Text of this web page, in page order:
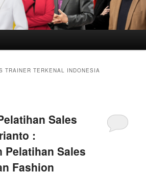
TRAINER TERKENAL INDONESIA
Sales
:
Pelatihan Sales
Fashion